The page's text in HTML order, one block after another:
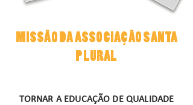
MISSÃO DA ASSOCIAÇÃO SANTA
PLURAL
TORNAR A EDUCAÇÃO DE QUALIDADE